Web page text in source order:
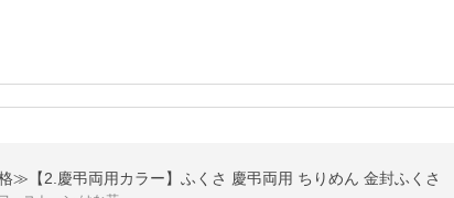
≫【2.慶弔両用カラー】ふくさ 慶弔両用 ちりめん 金封ふくさ